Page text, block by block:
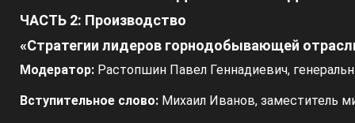
ЧАСТЬ 2: Производство
«Стратегии лидеров горнодобывающей
Модератор: Растопшин Павел Геннадиевич,
Вступительное слово: Михаил Иванов, заместитель
Премия Горная
индустрия 4.0
Конкурс эффективных цифровых проектов
горнодобывающих предприятий